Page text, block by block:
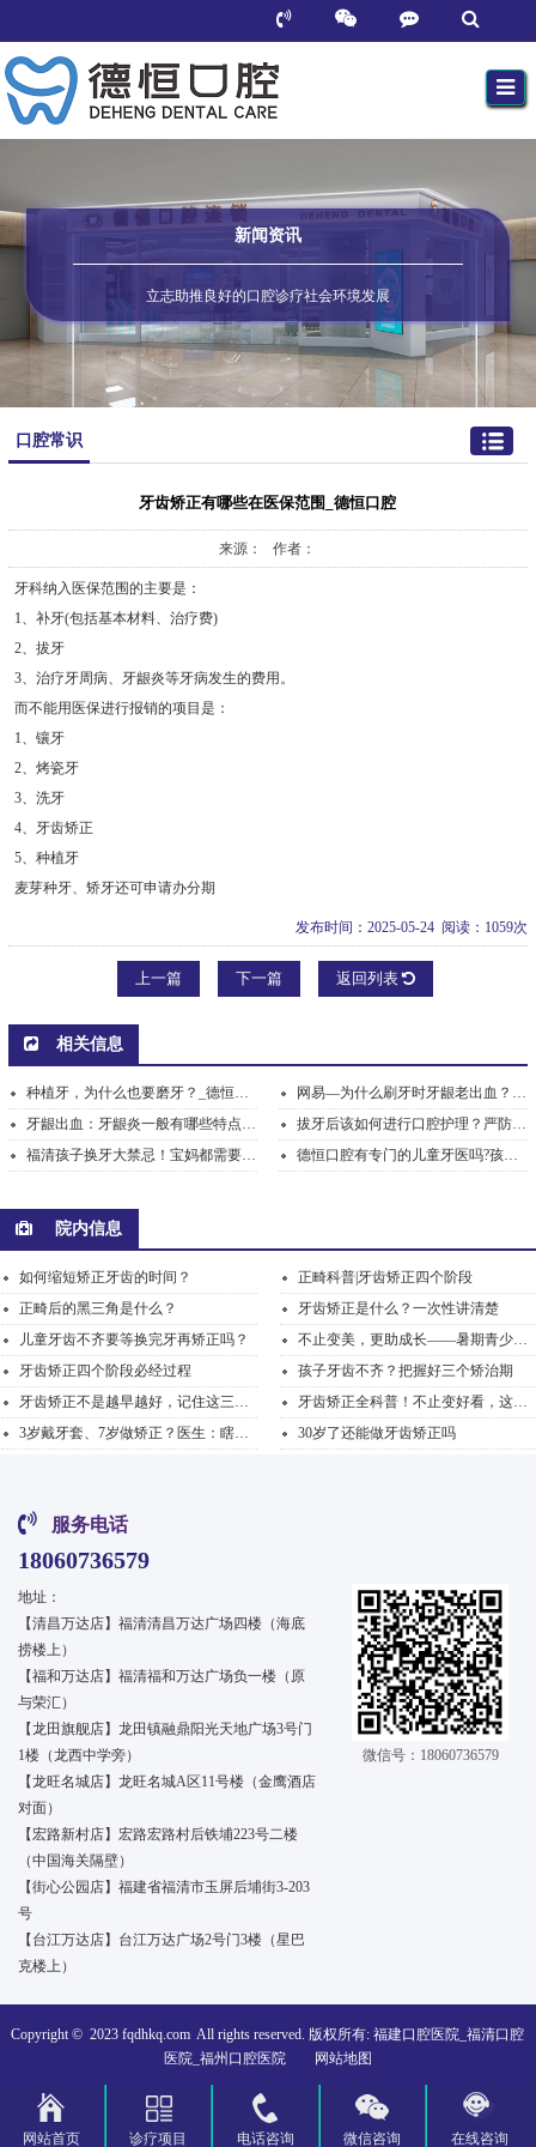
新闻资讯
立志助推良好的口腔诊疗社会环境发展
口腔常识
牙齿矫正有哪些在医保范围_德恒口腔
来源： 作者：
牙科纳入医保范围的主要是：
1、补牙(包括基本材料、治疗费)
2、拔牙
3、治疗牙周病、牙龈炎等牙病发生的费用。
而不能用医保进行报销的项目是：
1、镶牙
2、烤瓷牙
3、洗牙
4、牙齿矫正
5、种植牙
麦芽种牙、矫牙还可申请办分期
发布时间：2025-05-24 阅读：1059次
上一篇 下一篇 返回列表
相关信息
种植牙，为什么也要磨牙？_德恒口腔
网易—为什么刷牙时牙龈老出血？可能是这3个原因，第2...
牙龈出血：牙龈炎一般有哪些特点？_德恒口腔
拔牙后该如何进行口腔护理？严防18大危害禁忌_德恒口腔...
福清孩子换牙大禁忌！宝妈都需要注意哪几点？_德恒口腔...
德恒口腔有专门的儿童牙医吗?孩子不配合怎么办?
院内信息
如何缩短矫正牙齿的时间？
正畸科普|牙齿矫正四个阶段
正畸后的黑三角是什么？
牙齿矫正是什么？一次性讲清楚
儿童牙齿不齐要等换完牙再矫正吗？
不止变美，更助成长——暑期青少年正畸，解锁牙齿蜕变...
牙齿矫正四个阶段必经过程
孩子牙齿不齐？把握好三个矫治期
牙齿矫正不是越早越好，记住这三个阶段的要点
牙齿矫正全科普！不止变好看，这才是矫正的真正意义
3岁戴牙套、7岁做矫正？医生：瞎跟风比不矫正更可怕！
30岁了还能做牙齿矫正吗
服务电话
18060736579
地址：
【清昌万达店】福清清昌万达广场四楼（海底
捞楼上）
【福和万达店】福清福和万达广场负一楼（原
与荣汇）
【龙田旗舰店】龙田镇融鼎阳光天地广场3号门
1楼（龙西中学旁）
【龙旺名城店】龙旺名城A区11号楼（金鹰酒店
对面）
【宏路新村店】宏路宏路村后铁埔223号二楼
（中国海关隔壁）
【街心公园店】福建省福清市玉屏后埔街3-203
号
【台江万达店】台江万达广场2号门3楼（星巴
克楼上）
微信号：18060736579
Copyright © 2023fqdhkq.com All rights reserved. 版权所有: 福建口腔医院_福清口腔
医院_福州口腔医院
网站地图
网站首页 诊疗项目 电话咨询 微信咨询 在线咨询